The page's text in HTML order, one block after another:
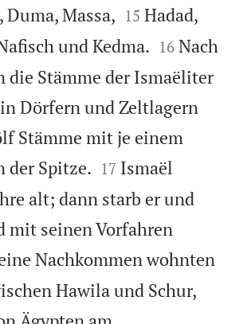
Massa, 

15 Hadad,
und Kedma. 

16 Nach
die Stämme der Ismaëliter
Dörfern und Zeltlagern
Stämme mit je einem
der Spitze. 

17 Ismaël
alt; dann starb er und
mit seinen Vorfahren
Nachkommen wohnten
Hawila und Schur,